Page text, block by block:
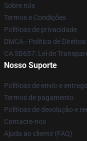
Sobre nós
Termos e Condições
Políticas de privacidade
DMCA - Política de
CA SB657: Lei de
Nosso Suporte
Políticas de envio e entrega
Termos de pagamento
Políticas de devolução e
Contacte-nos
Ajuda ao cliente (FAQ)